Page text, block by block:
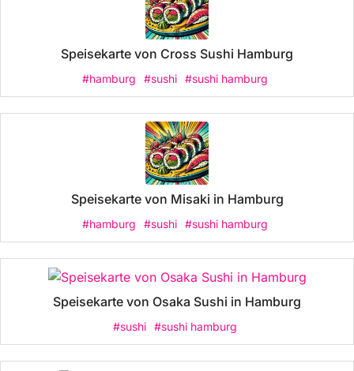
Speisekarte von Cross Sushi Hamburg
#hamburg #sushi #sushi hamburg
Speisekarte von Misaki in Hamburg
#hamburg #sushi #sushi hamburg
Speisekarte von Osaka Sushi in Hamburg
#sushi #sushi hamburg